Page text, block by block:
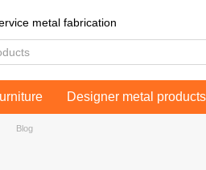
metal fabrication
Designer metal
Blog